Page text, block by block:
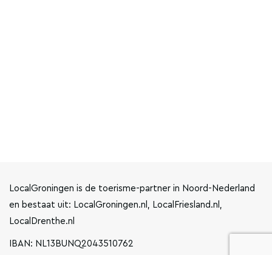
LocalGroningen is de toerisme-partner in Noord-Nederland
en bestaat uit: LocalGroningen.nl, LocalFriesland.nl,
LocalDrenthe.nl
IBAN: NL13BUNQ2043510762